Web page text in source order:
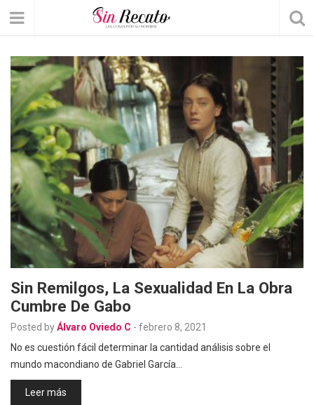
Sin Remilgos, La Sexualidad En La Obra
Cumbre De Gabo
Posted byÁlvaro Oviedo C - febrero 8, 2021
No es cuestión fácil determinar la cantidad análisis sobre el
mundo macondiano de Gabriel García…
Leer más